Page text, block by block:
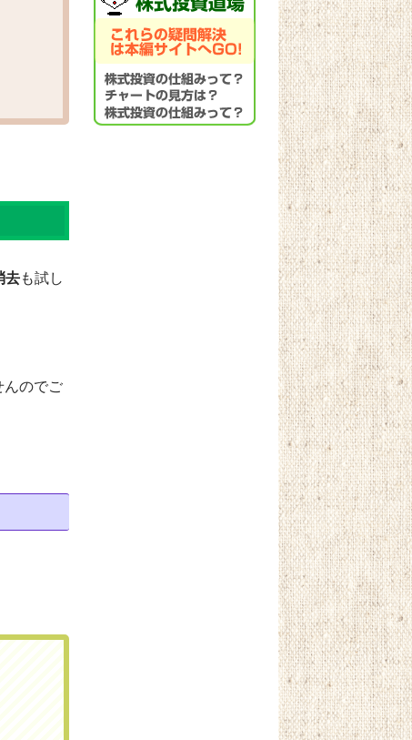
去も試し
んのでご